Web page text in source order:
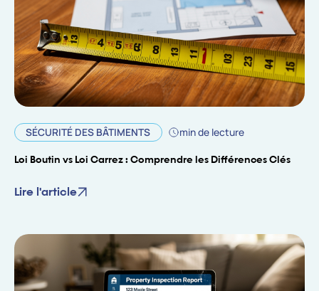
SÉCURITÉ DES BÂTIMENTS min de lecture
Loi Boutin vs Loi Carrez : Comprendre les Différences Clés
Lire l'article